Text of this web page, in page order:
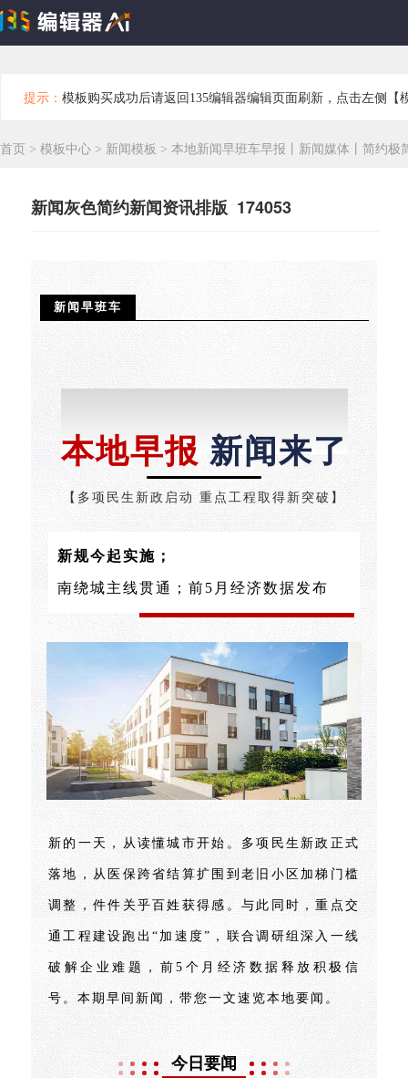
提示： 模板购买成功后请返回135编辑器编辑页面刷新，点击左侧【
首页 > 模板中心 > 新闻模板 > 本地新闻早班车早报丨新闻媒体丨简约极
新闻灰色简约新闻资讯排版 174053
新闻早班车
NEWS
本地早报 新闻来了
【多项民生新政启动 重点工程取得新突破】
新规今起实施；
南绕城主线贯通；前5月经济数据发布
新的一天，从读懂城市开始。多项民生新政正式
落地，从医保跨省结算扩围到老旧小区加梯门槛
调整，件件关乎百姓获得感。与此同时，重点交
通工程建设跑出“加速度”，联合调研组深入一线
破解企业难题，前5个月经济数据释放积极信
号。本期早间新闻，带您一文速览本地要闻。
今日要闻